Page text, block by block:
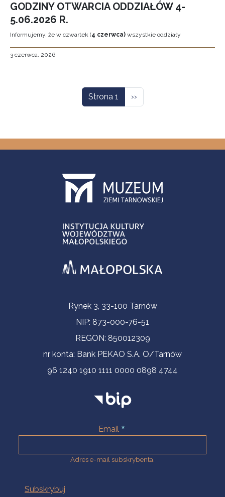
GODZINY OTWARCIA ODDZIAŁÓW 4-
5.06.2026 R.
Informujemy, że w czwartek (4 czerwca) wszystkie oddziały
3 czerwca, 2026
Strona 1 Następna strona
››
Informacje kontaktoweRynek 3, 33-100 Tarnów
NIP: 873-000-76-51
REGON: 850012309
nr konta: Bank PEKAO S.A. O/Tarnów
96 1240 1910 1111 0000 0898 4744
Email
Adres e-mail subskrybenta.